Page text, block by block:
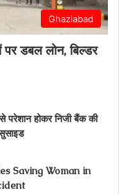
Ghaziabad
पर डबल लोन, बिल्डर
परेशान होकर निजी बैंक की
Saving Woman in